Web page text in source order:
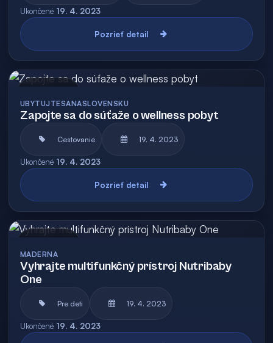
Ukončené 19. 4. 2023
Pozrieť detail
UBYTUJTESANASLOVENSKU
Zapojte sa do súťaže o wellness pobyt
Cestovanie 19. 4. 2023
Ukončené 19. 4. 2023
Pozrieť detail
MADERNA
Vyhrajte multifunkčný prístroj Nutribaby
One
Pre deti 19. 4. 2023
Ukončené 19. 4. 2023